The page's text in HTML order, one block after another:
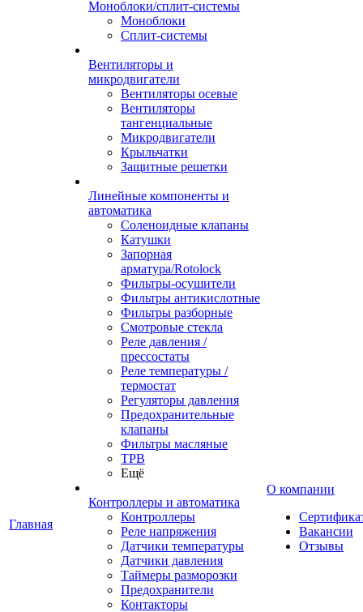
Главная
Моноблоки/сплит-системы
Моноблоки
Сплит-системы
Вентиляторы и
микродвигатели
Вентиляторы осевые
Вентиляторы
тангенциальные
Микродвигатели
Крыльчатки
Защитные решетки
Линейные компоненты и
автоматика
Соленоидные клапаны
Катушки
Запорная
арматура/Rotolock
Фильтры-осушители
Фильтры антикислотные
Фильтры разборные
Смотровые стекла
Реле давления /
прессостаты
Реле температуры /
термостат
Регуляторы давления
Предохранительные
клапаны
Фильтры масляные
ТРВ
Ещё
Контроллеры и автоматика
Контроллеры
Реле напряжения
Датчики температуры
Датчики давления
Таймеры разморозки
Предохранители
Контакторы
О компании
Вакансии
Отзывы